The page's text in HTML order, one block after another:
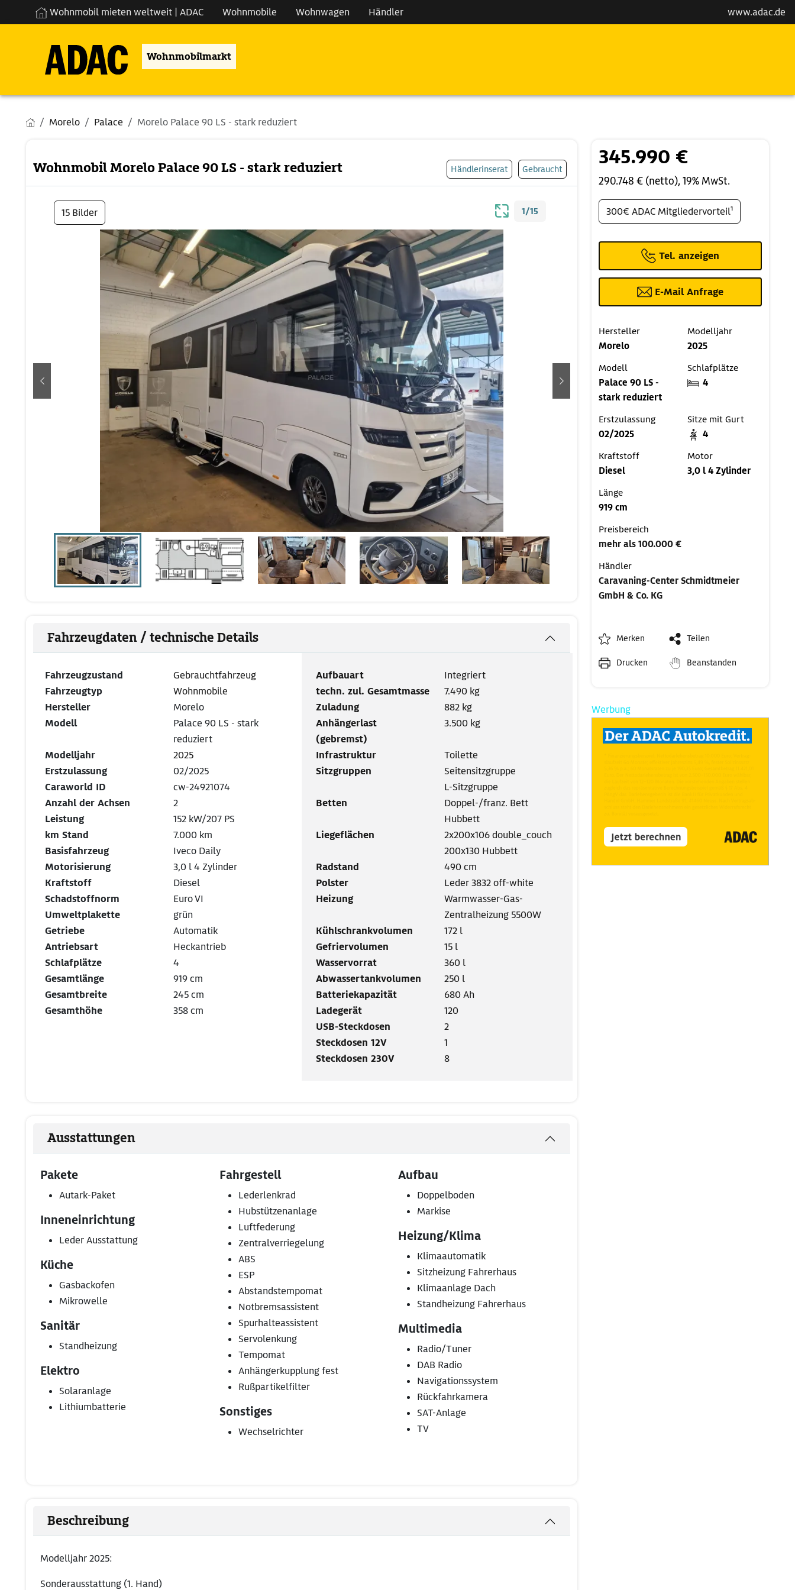
Wohnmobil mieten weltweit | ADAC Wohnmobile Wohnwagen Händler www.adac.de
Wohnmobilmarkt
Morelo Palace Morelo Palace 90 LS - stark reduziert
Wohnmobil Morelo Palace 90 LS - stark reduziert Händlerinserat Gebraucht
15 Bilder 1/15
zurück weiter
Fahrzeugdaten / technische Details
Fahrzeugzustand
Gebrauchtfahrzeug
Fahrzeugtyp
Wohnmobile
Hersteller
Morelo
Modell
Palace 90 LS - stark
reduziert
Modelljahr
2025
Erstzulassung
02/2025
Caraworld ID
cw-24921074
Anzahl der Achsen
2
Leistung
152 kW/207 PS
km Stand
7.000 km
Basisfahrzeug
Iveco Daily
Motorisierung
3,0 l 4 Zylinder
Kraftstoff
Diesel
Schadstoffnorm
Euro VI
Umweltplakette
grün
Getriebe
Automatik
Antriebsart
Heckantrieb
Schlafplätze
4
Gesamtlänge
919 cm
Gesamtbreite
245 cm
Gesamthöhe
358 cm
Aufbauart
Integriert
techn. zul. Gesamtmasse
7.490 kg
Zuladung
882 kg
Anhängerlast
(gebremst)
3.500 kg
Infrastruktur
Toilette
Sitzgruppen
Seitensitzgruppe
L-Sitzgruppe
Betten
Doppel-/franz. Bett
Hubbett
Liegeflächen
2x200x106 double_couch
200x130 Hubbett
Radstand
490 cm
Polster
Leder 3832 off-white
Heizung
Warmwasser-Gas-
Zentralheizung 5500W
Kühlschrankvolumen
172 l
Gefriervolumen
15 l
Wasservorrat
360 l
Abwassertankvolumen
250 l
Batteriekapazität
680 Ah
Ladegerät
120
USB-Steckdosen
2
Steckdosen 12V
1
Steckdosen 230V
8
Ausstattungen
Pakete
Autark-Paket
Fahrgestell
Lederlenkrad
Hubstützenanlage
Luftfederung
Zentralverriegelung
ABS
ESP
Abstandstempomat
Notbremsassistent
Spurhalteassistent
Servolenkung
Tempomat
Anhängerkupplung fest
Rußpartikelfilter
Aufbau
Doppelboden
Markise
Inneneinrichtung
Leder Ausstattung Heizung/Klima
Klimaautomatik
Sitzheizung Fahrerhaus
Klimaanlage Dach
Standheizung Fahrerhaus
Küche
Gasbackofen
Mikrowelle
Sanitär
Standheizung
Multimedia
Radio/Tuner
DAB Radio
Navigationssystem
Rückfahrkamera
SAT-Anlage
TV
Elektro
Solaranlage
Lithiumbatterie
Sonstiges
Wechselrichter
Beschreibung
Modelljahr 2025:
Sonderausstattung (1. Hand)
345.990 €
290.748 € (netto), 19% MwSt.
300€ ADAC Mitgliedervorteil¹
Tel. anzeigen
E-Mail Anfrage
Hersteller
Morelo
Modelljahr
2025
Modell
Palace 90 LS -
stark reduziert
Schlafplätze
4
Erstzulassung
02/2025
Sitze mit Gurt
4
Kraftstoff
Diesel
Motor
3,0 l 4 Zylinder
Länge
919 cm
Preisbereich
mehr als 100.000 €
Händler
Caravaning-Center Schmidtmeier
GmbH & Co. KG
Merken Teilen
Drucken Beanstanden
Werbung